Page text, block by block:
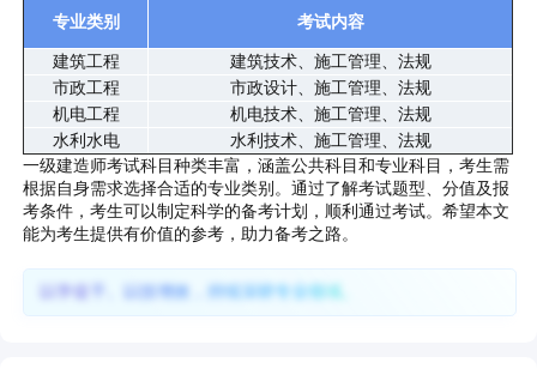
专业类别 考试内容
建筑工程
建筑技术、施工管理、法规
市政工程
市政设计、施工管理、法规
机电工程
机电技术、施工管理、法规
水利水电
水利技术、施工管理、法规
一级建造师考试科目种类丰富，涵盖公共科目和专业科目，考生需
根据自身需求选择合适的专业类别。通过了解考试题型、分值及报
考条件，考生可以制定科学的备考计划，顺利通过考试。希望本文
能为考生提供有价值的参考，助力备考之路。
以学促干、以技增效，持续深耕专业领域。